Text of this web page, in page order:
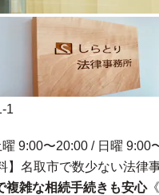
1
9:00〜20:00 / 日曜 9:00
】名取市で数少ない法
複雑な相続手続きも安心